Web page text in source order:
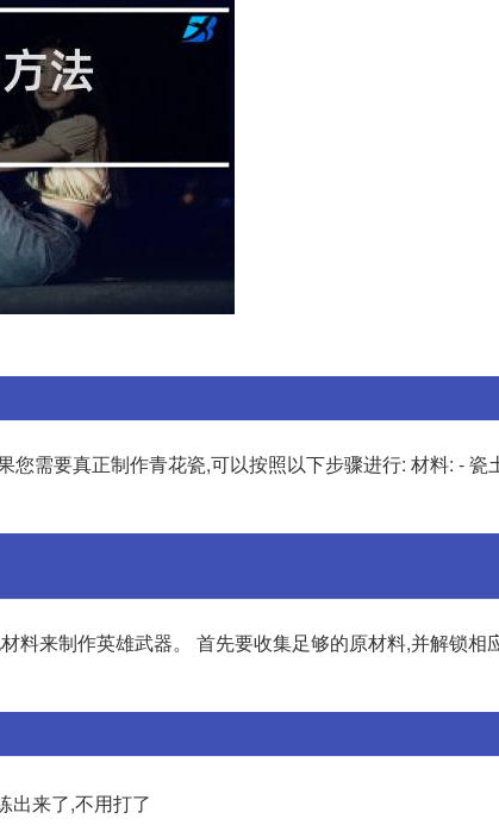
需要真正制作青花瓷,可以按照以下步骤进行: 材料: - 瓷
来制作英雄武器。 首先要收集足够的原材料,并解锁相
出来了,不用打了